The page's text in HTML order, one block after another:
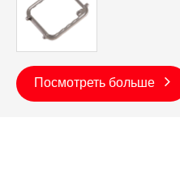
Посмотреть больше